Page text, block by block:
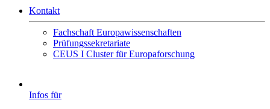
Kontakt
Fachschaft Europawissenschaften
Prüfungssekretariate
CEUS I Cluster für Europaforschung
Infos für